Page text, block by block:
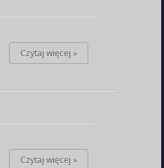
Czytaj więcej »
Czytaj więcej »